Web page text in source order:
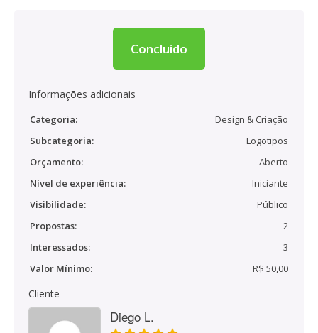
Concluído
Informações adicionais
Categoria:
Design & Criação
Subcategoria:
Logotipos
Orçamento:
Aberto
Nível de experiência:
Iniciante
Visibilidade:
Público
Propostas:
2
Interessados:
3
Valor Mínimo:
R$ 50,00
Cliente
Diego L.